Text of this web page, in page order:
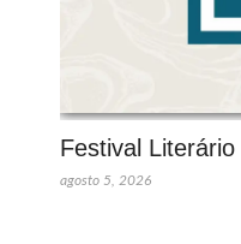
Festival
agosto 5, 2026